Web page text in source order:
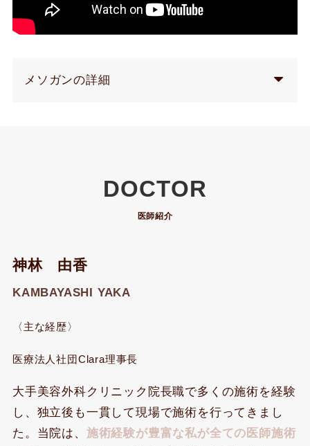
メソガンの詳細
DOCTOR
医師紹介
神林 由香
KAMBAYASHI YAKA
〈主な経歴〉
医療法人社団Clara理事長
大手美容外科クリニック院長職で多くの施術を経験
し、独立後も一貫して現場で施術を行ってきまし
た。当院は、 施術経験が豊富な私が全ての医師施術